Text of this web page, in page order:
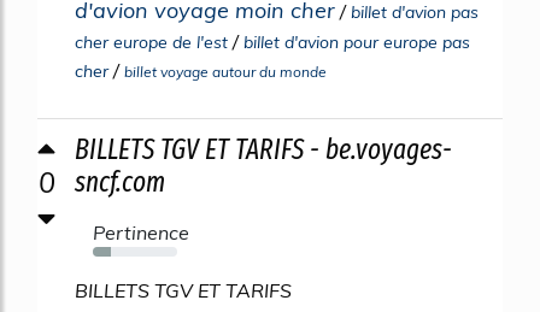
d'avion voyage moin cher /billet d'avion pas
cher europe de l'est /billet d'avion pour europe pas
cher/ billet voyage autour du monde
0
BILLETS TGV ET TARIFS - be.voyages-
sncf.com
Pertinence
21%
BILLETS TGV ET TARIFS